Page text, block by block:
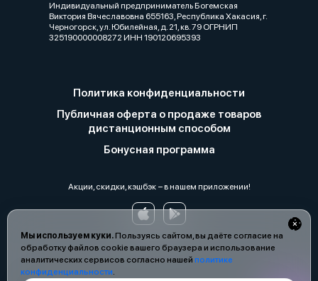
Мы используем куки.Пользуясь сайтом, вы даёте согласие на
обработку файлов cookie вашего браузера и использование
аналитических сервисов согласно нашей политике
конфиденциальности.
Индивидуальный предприниматель Богемская
Виктория Вячеславовна 655163, Республика Хакасия, г.
Черногорск, ул. Юбилейная, д. 21, кв. 79 ОГРНИП
325190000008272 ИНН 190120695393
Политика конфиденциальности
Публичная оферта о продаже товаров
дистанционным способом
Бонусная программа
Акции, скидки, кэшбэк − в нашем приложении!